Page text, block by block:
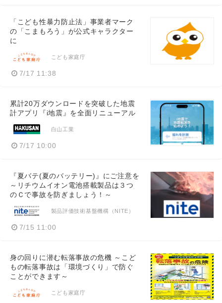
「こども性暴力防止法」事業者マーク
の「こまもろう」が公式キャラクター
に
こども家庭庁
7/17 11:38
累計20万ダウンロードを突破した地震
計アプリ『i地震』を全面リニューアル
白山工業
7/17 10:00
『夏バテ(夏のバッテリー)』にご注意を
～リチウムイオン電池搭載製品は３つ
のＣで事故を防ぎましょう！～
製品評価技術基盤機構（NITE）
7/15 11:00
身の回りに潜む転落事故の危機 ～こど
もの転落事故は「環境づくり」で防ぐ
ことができます～
こども家庭庁